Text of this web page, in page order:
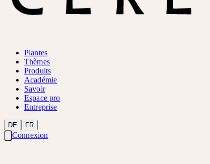
Plantes
Thèmes
Produits
Académie
Savoir
Espace pro
Entreprise
DE FR
Connexion